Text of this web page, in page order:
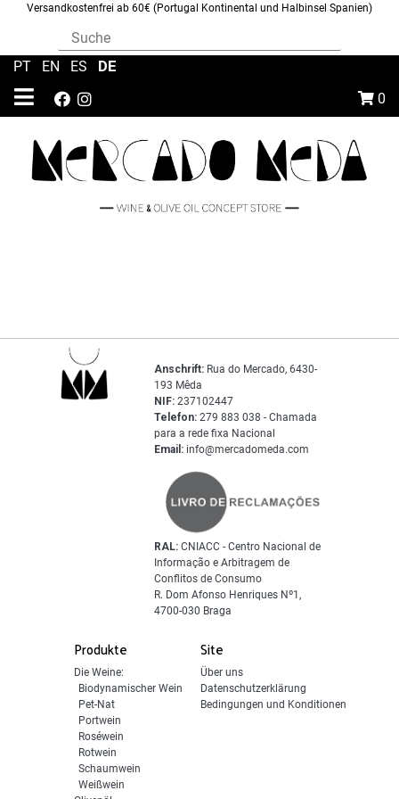
Versandkostenfrei ab 60€ (Portugal Kontinental und Halbinsel Spanien)
0
PT EN ES DE
Produkte
Die Weine:
Biodynamischer Wein
Pet-Nat
Portwein
Roséwein
Rotwein
Schaumwein
Weißwein
Site
Über uns
Datenschutzerklärung
Bedingungen und Konditionen
Anschrift: Rua do Mercado, 6430-
193 Mêda
NIF: 237102447
Telefon: 279 883 038 - Chamada
para a rede fixa Nacional
Email: info@mercadomeda.com
RAL: CNIACC - Centro Nacional de
Informação e Arbitragem de
Conflitos de Consumo
R. Dom Afonso Henriques Nº1,
4700-030 Braga